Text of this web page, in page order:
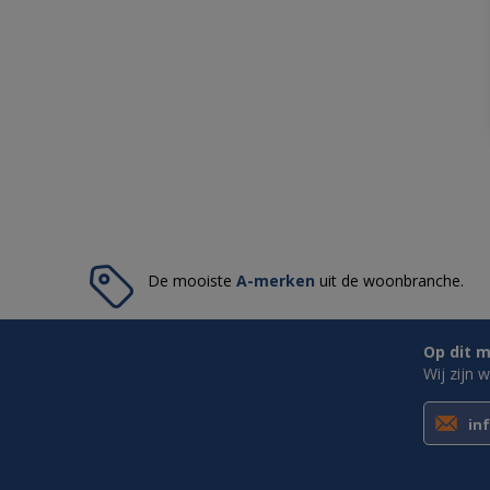
De mooiste A-merken uit de woonbranche.
Op dit
Wij zijn